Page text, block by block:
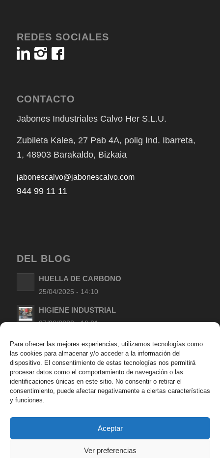
Para ofrecer las mejores experiencias, utilizamos tecnologías como
las cookies para almacenar y/o acceder a la información del
dispositivo. El consentimiento de estas tecnologías nos permitirá
procesar datos como el comportamiento de navegación o las
identificaciones únicas en este sitio. No consentir o retirar el
consentimiento, puede afectar negativamente a ciertas características
y funciones.
Aceptar
Ver preferencias
REDES SOCIALES
CONTACTO
Jabones Industriales Calvo Her S.L.U.
Zubileta Kalea, 27 Pab 4A, polig Ind. Ibarreta,
1, 48903 Barakaldo, Bizkaia
jabonescalvo@jabonescalvo.com
944 99 11 11
DEL BLOG
HUELLA DE CARBONO
25/04/2025 - 14:10
HIGIENE INDUSTRIAL
07/06/2022 - 16:01
LIMPIEZA DE MANOS EN TALLERES
MECANICOS
09/05/2022 - 17:24
LOS MISTERIOS DEL SISTEMA OLFATIVO Y
AROMAS EN LOS PRODUCTOS DE LIMPIEZA